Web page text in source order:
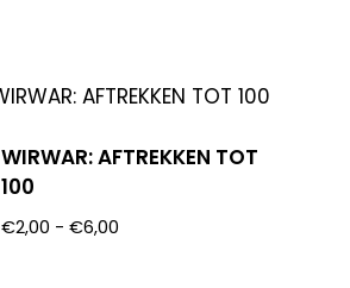
WIRWAR: AFTREKKEN TOT
100
€2,00 - €6,00